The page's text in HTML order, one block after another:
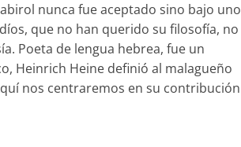
nunca fue aceptado sino bajo uno
que no han querido su filosofía, no
Poeta de lengua hebrea, fue un
Heinrich Heine definió al malagueño
nos centraremos en su contribución